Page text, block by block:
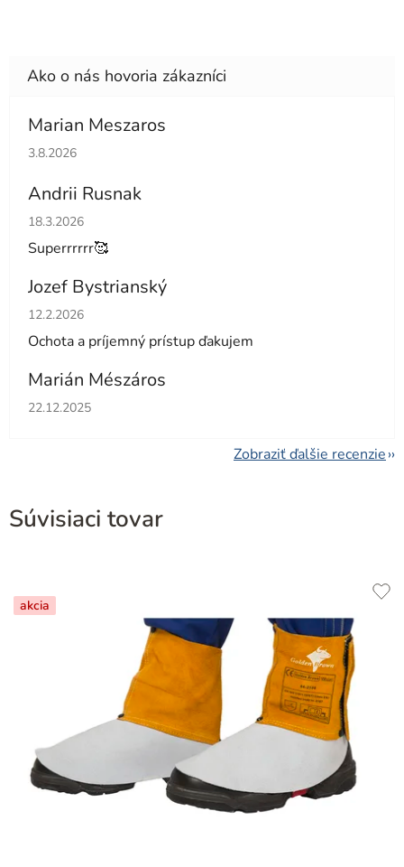
Marian Meszaros
Hodnotenie obchodu je 5 z 5 hviezdičiek.
3.8.2026
Andrii Rusnak
Hodnotenie obchodu je 5 z 5 hviezdičiek.
18.3.2026
Superrrrrr🥰
Jozef Bystrianský
Hodnotenie obchodu je 5 z 5 hviezdičiek.
12.2.2026
Ochota a príjemný prístup ďakujem
Marián Mészáros
Hodnotenie obchodu je 5 z 5 hviezdičiek.
22.12.2025
Zobraziť ďalšie recenzie
Súvisiaci tovar
akcia